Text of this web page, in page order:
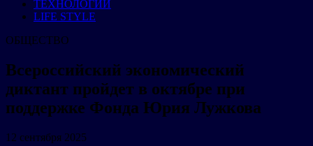
ТЕХНОЛОГИИ
LIFE STYLE
ОБЩЕСТВО
Всероссийский экономический
диктант пройдет в октябре при
поддержке Фонда Юрия Лужкова
12 сентября 2025